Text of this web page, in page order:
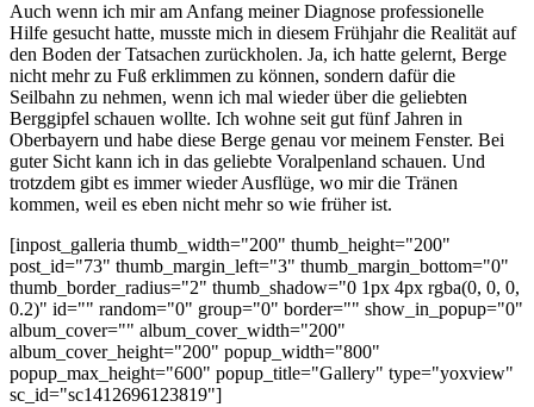
Auch wenn ich mir am Anfang meiner Diagnose professionelle
Hilfe gesucht hatte, musste mich in diesem Frühjahr die Realität auf
den Boden der Tatsachen zurückholen. Ja, ich hatte gelernt, Berge
nicht mehr zu Fuß erklimmen zu können, sondern dafür die
Seilbahn zu nehmen, wenn ich mal wieder über die geliebten
Berggipfel schauen wollte. Ich wohne seit gut fünf Jahren in
Oberbayern und habe diese Berge genau vor meinem Fenster. Bei
guter Sicht kann ich in das geliebte Voralpenland schauen. Und
trotzdem gibt es immer wieder Ausflüge, wo mir die Tränen
kommen, weil es eben nicht mehr so wie früher ist.
[inpost_galleria thumb_width="200" thumb_height="200"
post_id="73" thumb_margin_left="3" thumb_margin_bottom="0"
thumb_border_radius="2" thumb_shadow="0 1px 4px rgba(0, 0, 0,
0.2)" id="" random="0" group="0" border="" show_in_popup="0"
album_cover="" album_cover_width="200"
album_cover_height="200" popup_width="800"
popup_max_height="600" popup_title="Gallery" type="yoxview"
sc_id="sc1412696123819"]